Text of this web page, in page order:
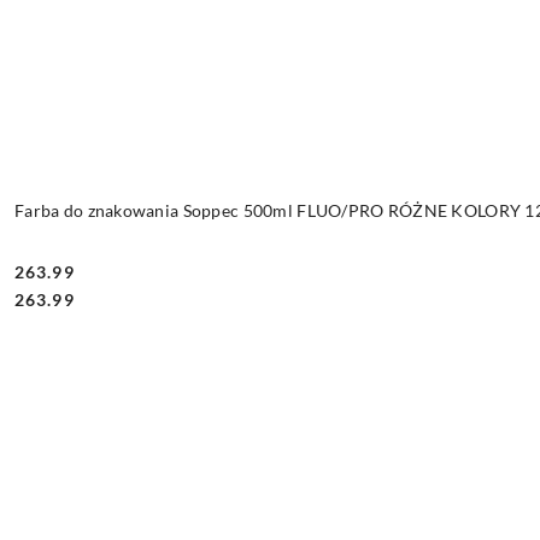
Farba do znakowania Soppec 500ml FLUO/PRO RÓŻNE KOLORY
Cena:
263.99
Cena:
263.99